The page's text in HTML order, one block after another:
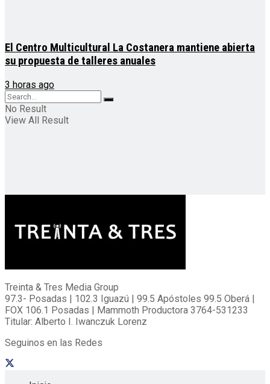
El Centro Multicultural La Costanera mantiene abierta
su propuesta de talleres anuales
3 horas ago
No Result
View All Result
Treinta & Tres Media Group
97.3- Posadas | 102.3 Iguazú | 99.5 Apóstoles 99.5 Oberá |
FOX 106.1 Posadas | Mammoth Productora 3764-531233
Titular: Alberto I. Iwanczuk Lorenz
Seguinos en las Redes